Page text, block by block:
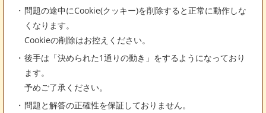
問題の途中にCookie(クッキー)を削除すると正常に動作しな
くなります。
Cookieの削除はお控えください。
後手は「決められた1通りの動き」をするようになっており
ます。
予めご了承ください。
問題と解答の正確性を保証しておりません。